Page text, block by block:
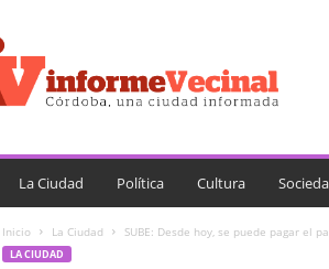
La Ciudad Política Cultura
Inicio La Ciudad SUBE: Desde hoy, se puede pagar el
LA CIUDAD